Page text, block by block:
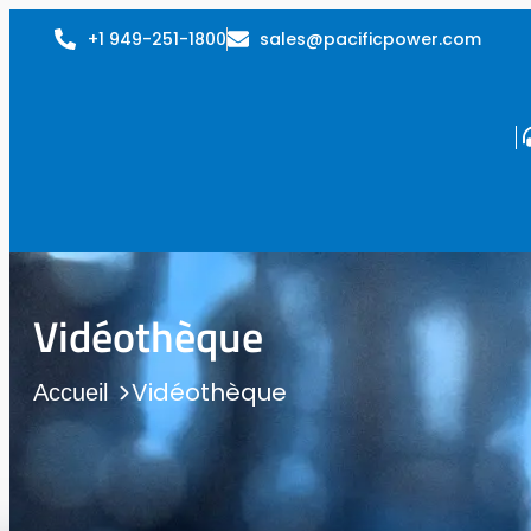
+1 949-251-1800 sales@pacificpower.com
Vidéothèque
Accueil Vidéothèque